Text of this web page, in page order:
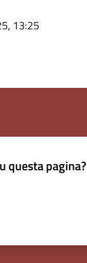
13:25
questa pagina?